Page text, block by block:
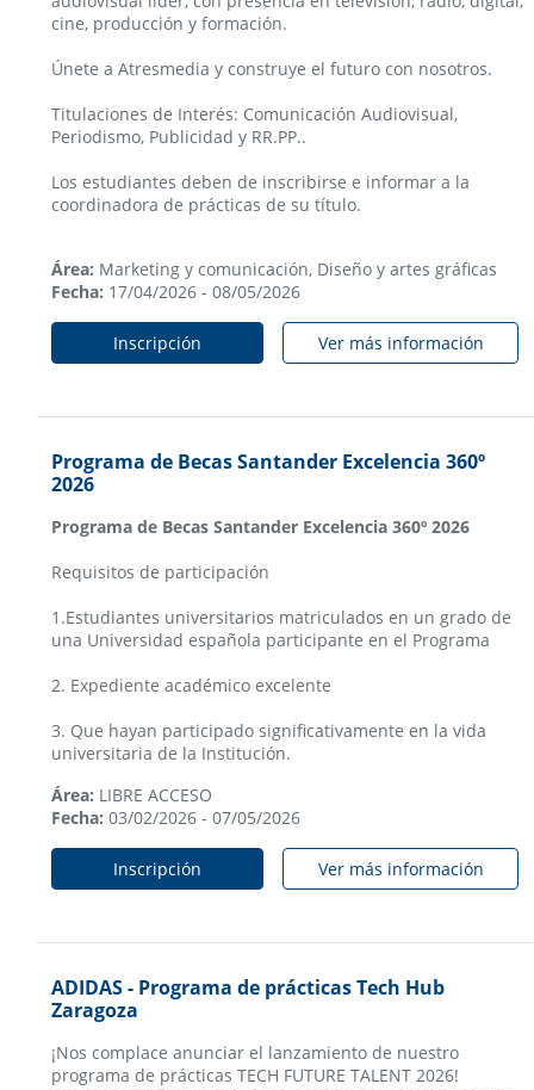
cine, producción y formación.
Únete a Atresmedia y construye el futuro con nosotros.
Titulaciones de Interés: Comunicación Audiovisual,
Periodismo, Publicidad y RR.PP..
Los estudiantes deben de inscribirse e informar a la
coordinadora de prácticas de su título.
Área: Marketing y comunicación, Diseño y artes gráficas
Fecha: 17/04/2026 - 08/05/2026
Inscripción Ver más información
Programa de Becas Santander Excelencia 360º
2026
Programa de Becas Santander Excelencia 360º 2026
Requisitos de participación
1.Estudiantes universitarios matriculados en un grado de
una Universidad española participante en el Programa
2. Expediente académico excelente
3. Que hayan participado significativamente en la vida
universitaria de la Institución.
Área: LIBRE ACCESO
Fecha: 03/02/2026 - 07/05/2026
Inscripción Ver más información
ADIDAS - Programa de prácticas Tech Hub
Zaragoza
¡Nos complace anunciar el lanzamiento de nuestro
programa de prácticas TECH FUTURE TALENT 2026!